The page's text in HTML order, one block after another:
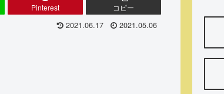
Pinterest コピー
2021.06.17 2021.05.06